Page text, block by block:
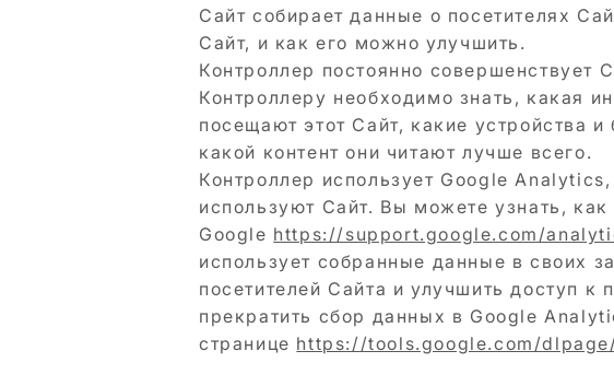
Сайт собирает данные о посетителях
Сайт, и как его можно улучшить.
Контроллер постоянно совершенствует
Контроллеру необходимо знать, какая
посещают этот Сайт, какие устройства
какой контент они читают лучше всего.
Контроллер использует Google
используют Сайт. Вы можете узнать,
Google https://support.google.com/
использует собранные данные в своих
посетителей Сайта и улучшить доступ
прекратить сбор данных в Google
странице https://tools.google.com/